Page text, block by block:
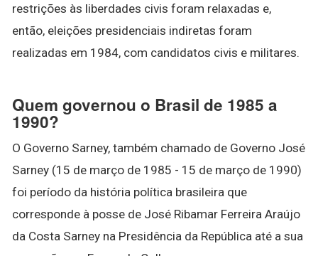
restrições às liberdades civis foram relaxadas e,
então, eleições presidenciais indiretas foram
realizadas em 1984, com candidatos civis e militares.
Quem governou o Brasil de 1985 a
1990?
O Governo Sarney, também chamado de Governo José
Sarney (15 de março de 1985 - 15 de março de 1990)
foi período da história política brasileira que
corresponde à posse de José Ribamar Ferreira Araújo
da Costa Sarney na Presidência da República até a sua